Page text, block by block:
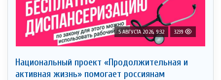
5 АВГУСТА 2026, 9:32 3239
Национальный проект «Продолжительная и
активная жизнь» помогает россиянам